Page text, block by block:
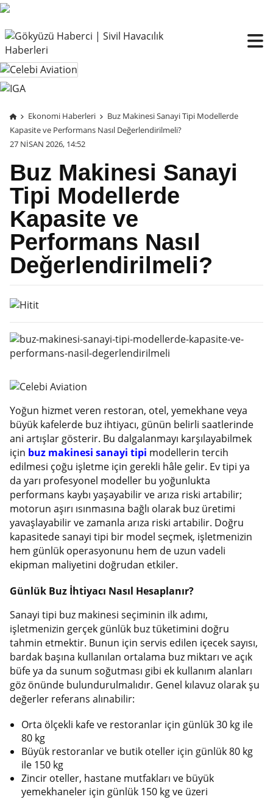
Ekonomi Haberleri
Buz Makinesi Sanayi Tipi Modellerde
Kapasite ve Performans Nasıl Değerlendirilmeli?
27 NISAN 2026, 14:52
Buz Makinesi Sanayi
Tipi Modellerde
Kapasite ve
Performans Nasıl
Değerlendirilmeli?
Yoğun hizmet veren restoran, otel, yemekhane veya
büyük kafelerde buz ihtiyacı, günün belirli saatlerinde
ani artışlar gösterir. Bu dalgalanmayı karşılayabilmek
için buz makinesi sanayi tipi modellerin tercih
edilmesi çoğu işletme için gerekli hâle gelir. Ev tipi ya
da yarı profesyonel modeller bu yoğunlukta
performans kaybı yaşayabilir ve arıza riski artabilir;
motorun aşırı ısınmasına bağlı olarak buz üretimi
yavaşlayabilir ve zamanla arıza riski artabilir. Doğru
kapasitede sanayi tipi bir model seçmek, işletmenizin
hem günlük operasyonunu hem de uzun vadeli
ekipman maliyetini doğrudan etkiler.
Günlük Buz İhtiyacı Nasıl Hesaplanır?
Sanayi tipi buz makinesi seçiminin ilk adımı,
işletmenizin gerçek günlük buz tüketimini doğru
tahmin etmektir. Bunun için servis edilen içecek sayısı,
bardak başına kullanılan ortalama buz miktarı ve açık
büfe ya da sunum soğutması gibi ek kullanım alanları
göz önünde bulundurulmalıdır. Genel kılavuz olarak şu
değerler referans alınabilir:
Orta ölçekli kafe ve restoranlar için günlük 30 kg ile
80 kg
Büyük restoranlar ve butik oteller için günlük 80 kg
ile 150 kg
Zincir oteller, hastane mutfakları ve büyük
yemekhaneler için günlük 150 kg ve üzeri